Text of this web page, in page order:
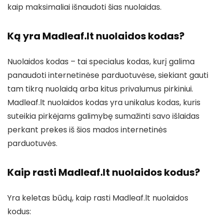
kaip maksimaliai išnaudoti šias nuolaidas.
Ką yra Madleaf.lt nuolaidos kodas?
Nuolaidos kodas – tai specialus kodas, kurį galima
panaudoti internetinėse parduotuvėse, siekiant gauti
tam tikrą nuolaidą arba kitus privalumus pirkiniui.
Madleaf.lt nuolaidos kodas yra unikalus kodas, kuris
suteikia pirkėjams galimybę sumažinti savo išlaidas
perkant prekes iš šios mados internetinės
parduotuvės.
Kaip rasti Madleaf.lt nuolaidos kodus?
Yra keletas būdų, kaip rasti Madleaf.lt nuolaidos
kodus: